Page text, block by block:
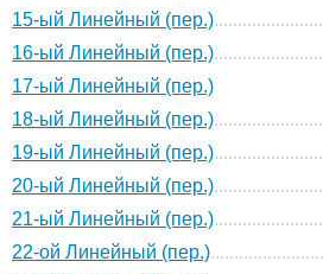
15-ый Линейный (пер.)
16-ый Линейный (пер.)
17-ый Линейный (пер.)
18-ый Линейный (пер.)
19-ый Линейный (пер.)
20-ый Линейный (пер.)
21-ый Линейный (пер.)
22-ой Линейный (пер.)